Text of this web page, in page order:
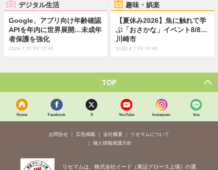
デジタル生活
Google、アプリ向け年齢確認
APIを年内に世界展開…未成年
者保護を強化
2026.7.31 Fri 13:45
趣味・娯楽
【夏休み2026】魚に触れて学
ぶ「おさかな」イベント8/8…
川崎市
2026.8.7 Fri 10:45
TOP
Home Facebook X YouTube Instagram line
お問合せ 広告掲載 会社概要
リセマムについて
個人情報保護方針
リセマムは、株式会社イード（東証グロース上場）の運